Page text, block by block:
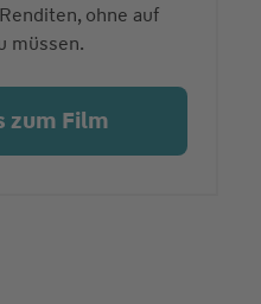
ohne auf
müssen.
zum Film